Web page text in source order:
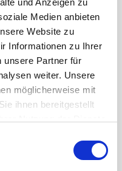
und Anzeigen zu
Medien anbieten
Website zu
Informationen zu Ihrer
unsere Partner für
weiter. Unsere
möglicherweise mit
ihnen bereitgestellt
finden
Stahl, verzinkt
2 mm